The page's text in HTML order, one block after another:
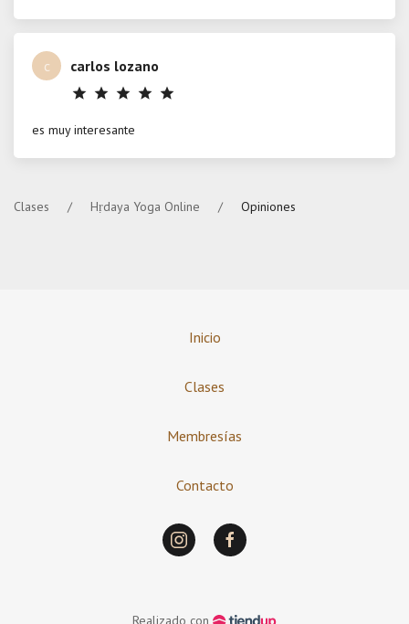
c carlos lozano
star star star star star
es muy interesante
Clases Hṛdaya Yoga Online Opiniones
Inicio
Clases
Membresías
Contacto
Realizado con